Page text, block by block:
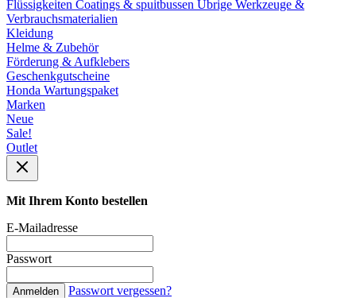
Flüssigkeiten Coatings & spuitbussen Übrige Werkzeuge &
Verbrauchsmaterialien
Kleidung
Helme & Zubehör
Förderung & Aufklebers
Geschenkgutscheine
Honda Wartungspaket
Marken
Neue
Sale!
Outlet
Mit Ihrem Konto bestellen
E-Mailadresse
Passwort
Anmelden Passwort vergessen?